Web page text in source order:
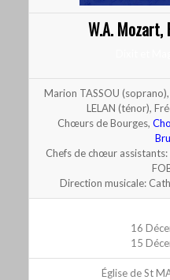
W.A. Mozart,
Marion TASSOU
LELAN (ténor),
Chœurs de Bourges,
Chefs de chœur assistants:
Direction musicale:
16
15
Église de St